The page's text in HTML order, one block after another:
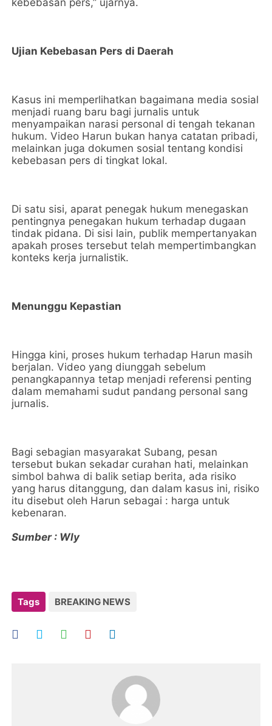
kebebasan pers,” ujarnya.
Ujian Kebebasan Pers di Daerah
Kasus ini memperlihatkan bagaimana media sosial
menjadi ruang baru bagi jurnalis untuk
menyampaikan narasi personal di tengah tekanan
hukum. Video Harun bukan hanya catatan pribadi,
melainkan juga dokumen sosial tentang kondisi
kebebasan pers di tingkat lokal.
Di satu sisi, aparat penegak hukum menegaskan
pentingnya penegakan hukum terhadap dugaan
tindak pidana. Di sisi lain, publik mempertanyakan
apakah proses tersebut telah mempertimbangkan
konteks kerja jurnalistik.
Menunggu Kepastian
Hingga kini, proses hukum terhadap Harun masih
berjalan. Video yang diunggah sebelum
penangkapannya tetap menjadi referensi penting
dalam memahami sudut pandang personal sang
jurnalis.
Bagi sebagian masyarakat Subang, pesan
tersebut bukan sekadar curahan hati, melainkan
simbol bahwa di balik setiap berita, ada risiko
yang harus ditanggung, dan dalam kasus ini, risiko
itu disebut oleh Harun sebagai : harga untuk
kebenaran.
Sumber : Wly
Tags BREAKING NEWS